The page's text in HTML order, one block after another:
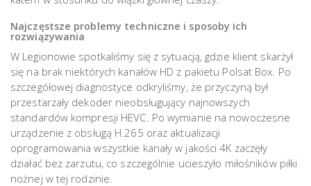
Najczęstsze problemy techniczne i sposoby ich
rozwiązywania
W Legionowie spotkaliśmy się z sytuacją, gdzie klient skarżył
się na brak niektórych kanałów HD z pakietu Polsat Box. Po
szczegółowej diagnostyce odkryliśmy, że przyczyną był
przestarzały dekoder nieobsługujący najnowszych
standardów kompresji HEVC. Po wymianie na nowoczesne
urządzenie z obsługą H.265 oraz aktualizacji
oprogramowania wszystkie kanały w jakości 4K zaczęły
działać bez zarzutu, co szczególnie ucieszyło miłośników piłki
nożnej w tej rodzinie.